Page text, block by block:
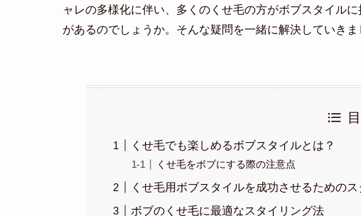
ャレの多様化に伴い、多くのくせ毛の方がボブスタイル
があるのでしょうか。そんな疑問を一緒に解決していきま
くせ毛でも楽しめるボブスタイルとは？
くせ毛をボブにする際の注意点
くせ毛用ボブスタイルを成功させるための
ボブのくせ毛に最適なスタイリング法